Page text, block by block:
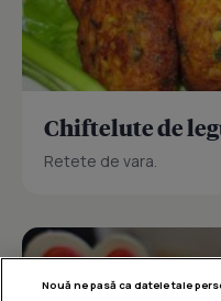
Chiftelute de
Retete de vara.
Nouă ne pasă ca datele tale